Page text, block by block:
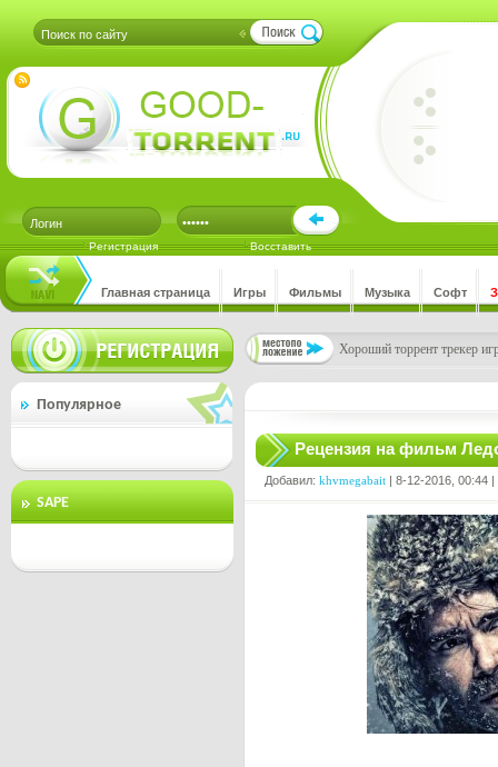
Регистрация Восставить
Главная страница Игры Фильмы Музыка Софт
Хороший торрент трекер
Популярное
SAPE
Рецензия на фильм
Добавил: khvmegabait | 8-12-2016, 00:44